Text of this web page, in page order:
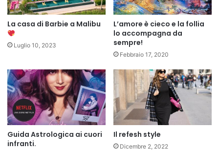
La casa di Barbie a Malibu
Luglio 10, 2023
L’amore è cieco e la follia
lo accompagna da
sempre!
Febbraio 17, 2020
Guida Astrologica ai cuori
infranti.
Il refesh style
Dicembre 2, 2022